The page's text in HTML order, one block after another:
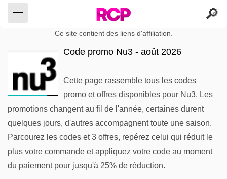
Ce site contient des liens d'affiliation.
Code promo Nu3 - août 2026
Cette page rassemble tous les codes
promo et offres disponibles pour Nu3. Les
promotions changent au fil de l'année, certaines durent
quelques jours, d'autres accompagnent toute une saison.
Parcourez les codes et 3 offres, repérez celui qui réduit le
plus votre commande et appliquez votre code au moment
du paiement pour jusqu'à 25% de réduction.